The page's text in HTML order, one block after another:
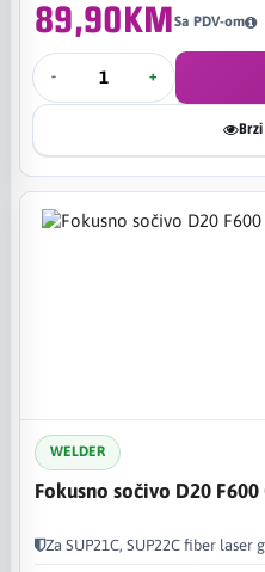
89,90KMSa PDV-om
- +
Brzi
WELDER
Fokusno sočivo D20 F600
Za SUP21C, SUP22C fiber laser